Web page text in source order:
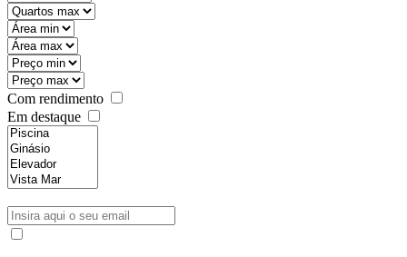
Com rendimento
Em destaque